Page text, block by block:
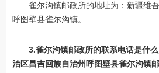
雀尔沟镇邮政所的地址为：新疆维
呼图壁县雀尔沟镇。
3.雀尔沟镇邮政所的联系电话是什
治区昌吉回族自治州呼图壁县雀尔沟镇